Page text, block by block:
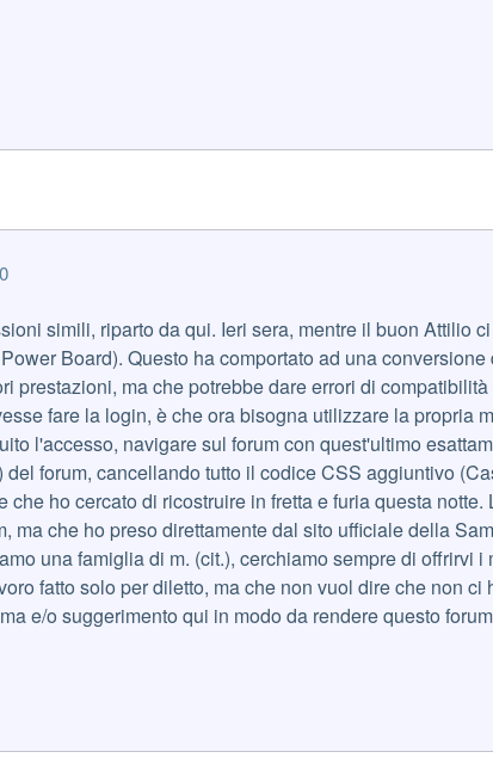
simili, riparto da qui. Ieri sera, mentre il buon Attilio
Board). Questo ha comportato ad una
prestazioni, ma che potrebbe dare errori di
fare la login, è che ora bisogna utilizzare la propria
l'accesso, navigare sul forum con quest'ultimo
del forum, cancellando tutto il codice CSS aggiuntivo
che ho cercato di ricostruire in fretta e furia questa
ma che ho preso direttamente dal sito ufficiale della
una famiglia di m. (cit.), cerchiamo sempre di offrirvi
fatto solo per diletto, ma che non vuol dire che non
e/o suggerimento qui in modo da rendere questo